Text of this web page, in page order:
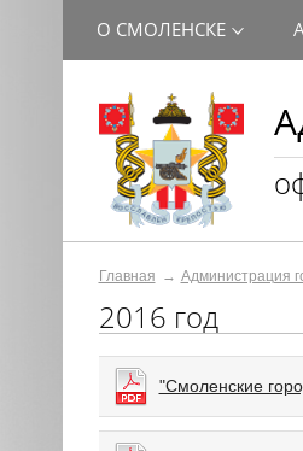
О СМОЛЕНСКЕ
Главная Администрация
2016 год
"Смоленские